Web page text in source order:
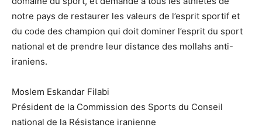
notre pays de restaurer les valeurs de l’esprit sportif et
du code des champion qui doit dominer l’esprit du sport
national et de prendre leur distance des mollahs anti-
iraniens.
Moslem Eskandar Filabi
Président de la Commission des Sports du Conseil
national de la Résistance iranienne